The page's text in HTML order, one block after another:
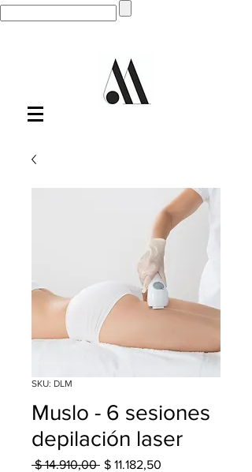
SKU: DLM
Muslo - 6 sesiones
depilación laser
$ 14.910,00 Precio
$ 11.182,50